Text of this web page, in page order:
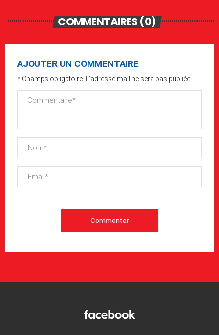
COMMENTAIRES (0)
AJOUTER UN COMMENTAIRE
* Champs obligatoire. L'adresse mail ne sera pas publiée.